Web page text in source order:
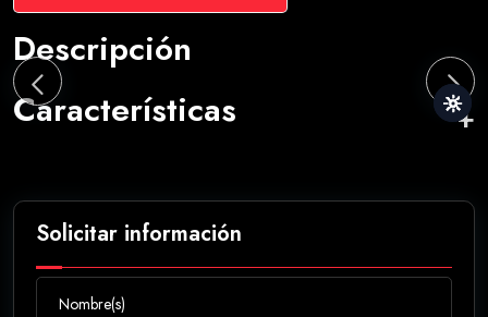
Descripción
Características
Solicitar información